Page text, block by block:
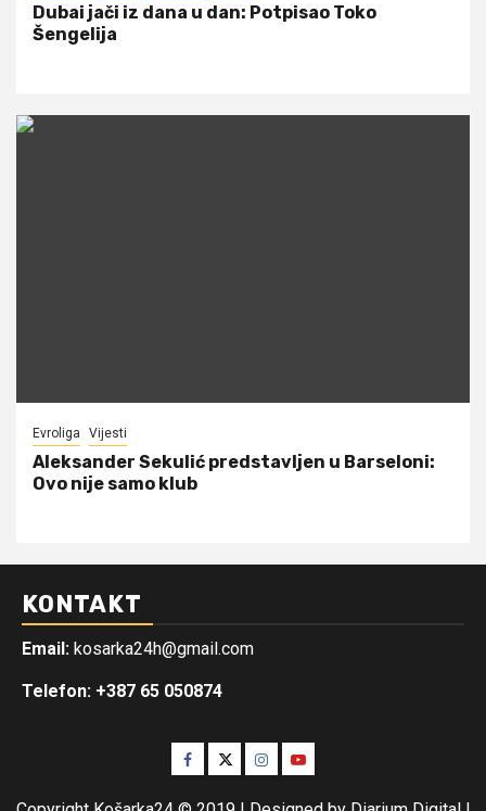
Dubai jači iz dana u dan: Potpisao Toko
Šengelija
Evroliga Vijesti
Aleksander Sekulić predstavljen u Barseloni:
Ovo nije samo klub
KONTAKT
Email: kosarka24h@gmail.com
Telefon: +387 65 050874
Facebook
TwitterInstagram
Youtube